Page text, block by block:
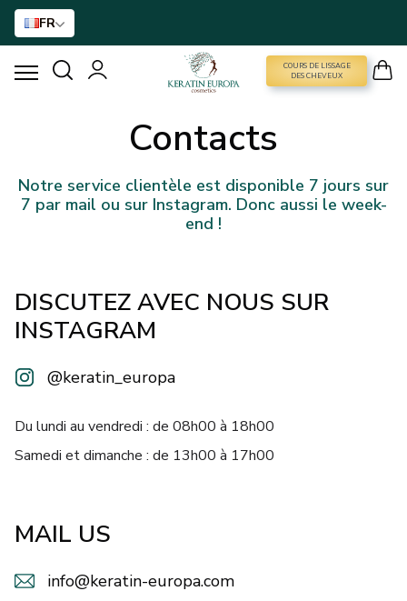
FR
COURS DE LISSAGE
DES CHEVEUX
COURS DE LISSAGE DES CHEVEUX
LISSAGE À LA KÉRATINE
TRAITEMENT AU BTX
TRAITEMENT DES CHEVEUX
NANO GOLD
MARQUES
Questions fréquemment posées
Contactez nous
Contacts
Notre service clientèle est disponible 7 jours sur
7 par mail ou sur Instagram. Donc aussi le week-
end !
DISCUTEZ AVEC NOUS SUR
INSTAGRAM
@keratin_europa
Du lundi au vendredi : de 08h00 à 18h00
Samedi et dimanche : de 13h00 à 17h00
MAIL US
info@keratin-europa.com